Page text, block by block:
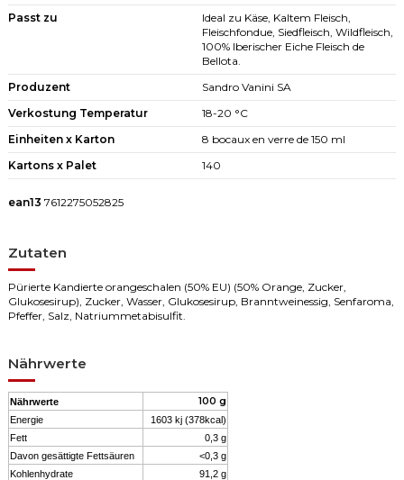
Passt zu
Ideal zu Käse, Kaltem Fleisch,
Fleischfondue, Siedfleisch, Wildfleisch,
100% Iberischer Eiche Fleisch de
Bellota.
Produzent
Sandro Vanini SA
Verkostung Temperatur
18-20 °C
Einheiten x Karton
8 bocaux en verre de 150 ml
Kartons x Palet
140
ean13 7612275052825
Zutaten
Pürierte Kandierte orangeschalen (50% EU) (50% Orange, Zucker,
Glukosesirup), Zucker, Wasser, Glukosesirup, Branntweinessig, Senfaroma,
Pfeffer, Salz, Natriummetabisulfit.
Nährwerte
Nährwerte 100 g
Energie
1603 kj (378kcal)
Fett
0,3 g
Davon gesättigte Fettsäuren
<0,3 g
Kohlenhydrate
91,2 g